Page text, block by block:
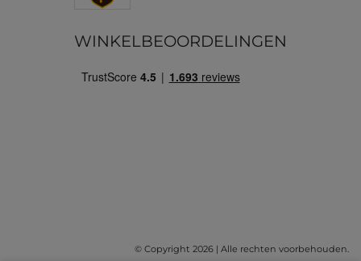
WINKELBEOORDELINGEN
© Copyright 2026 | Alle rechten voorbehouden.